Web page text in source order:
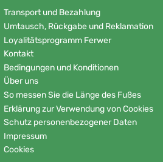
Transport und Bezahlung
Umtausch, Rückgabe und Reklamation
Loyalitätsprogramm Ferwer
Kontakt
Bedingungen und Konditionen
Über uns
So messen Sie die Länge des Fußes
Erklärung zur Verwendung von Cookies
Schutz personenbezogener Daten
Impressum
Cookies